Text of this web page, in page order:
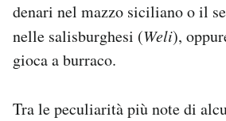
denari nel mazzo siciliano o il
nelle salisburghesi (Weli),
gioca a burraco.
Tra le peculiarità più note di